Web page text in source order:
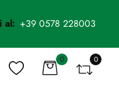
al: +39 0578 228003
0 0